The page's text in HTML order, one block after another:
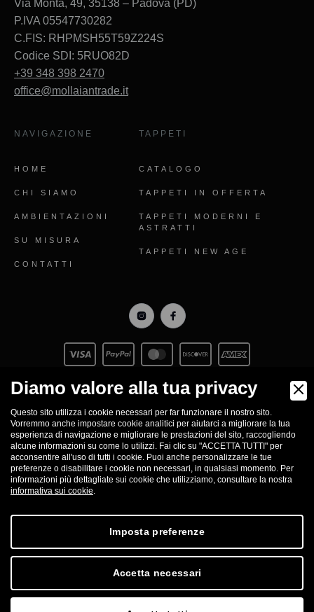
Via Montà, 49, 35138 – Padova (PD)
P.IVA 05547730282
C.FIS: RHPMSH55T59Z224S
Codice SDI: 5RUO82D
+39 348 398 2470
office@mollaiantrade.it
NAVIGAZIONE
HOME
CHI SIAMO
AMBIENTAZIONI
SU MISURA
CONTATTI
TAPPETI
CATALOGO
TAPPETI IN OFFERTA
TAPPETI MODERNI E
ASTRATTI
TAPPETI NEW AGE
MOLLAIAN TRADE
© 2026 DESIGNED BY
COOKIE POLICY DIRITTI DI RECESSO
Diamo valore alla tua privacy
Questo sito utilizza i cookie necessari per far funzionare il nostro sito.
Vorremmo anche impostare cookie analitici per aiutarci a migliorare la tua
esperienza di navigazione e migliorare le prestazioni del sito, raccogliendo
alcune informazioni su come lo utilizzi. Fai clic su "ACCETTA TUTTI" per
acconsentire all'uso di tutti i cookie. Puoi anche personalizzare le tue
preferenze o disabilitare i cookie non necessari, in qualsiasi momento. Per
informazioni più dettagliate sui cookie che utilizziamo, consultare la nostra
informativa sui cookie.
Imposta preferenze
Accetta necessari